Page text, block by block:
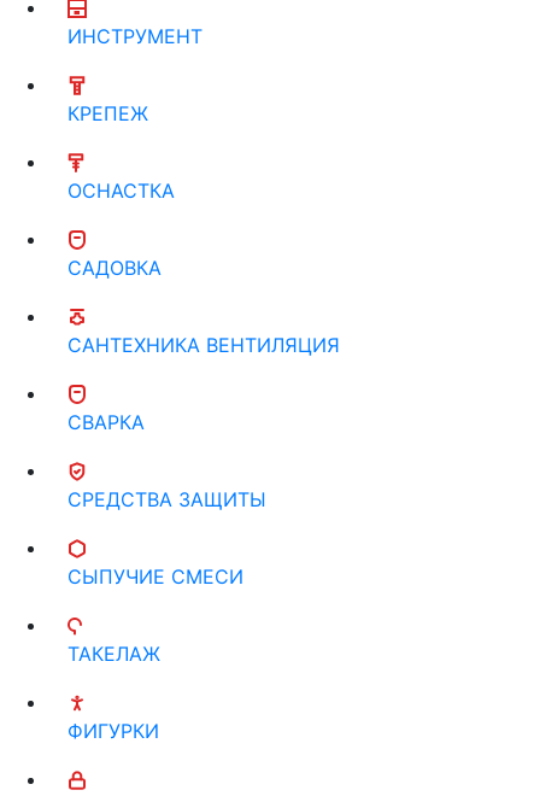
ИНСТРУМЕНТ
КРЕПЕЖ
ОСНАСТКА
САДОВКА
САНТЕХНИКА ВЕНТИЛЯЦИЯ
СВАРКА
СРЕДСТВА ЗАЩИТЫ
СЫПУЧИЕ СМЕСИ
ТАКЕЛАЖ
ФИГУРКИ